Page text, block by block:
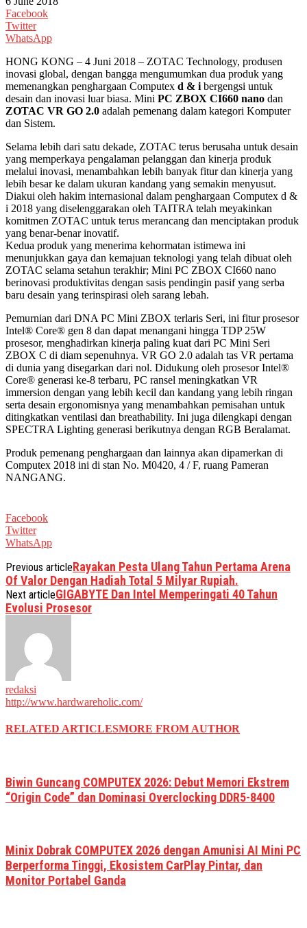
Facebook
Twitter
WhatsApp
HONG KONG – 4 Juni 2018 – ZOTAC Technology, produsen
inovasi global, dengan bangga mengumumkan dua produk yang
memenangkan penghargaan Computex d & i bergengsi untuk
desain dan inovasi luar biasa. Mini PC ZBOX CI660 nano dan
ZOTAC VR GO 2.0 adalah pemenang dalam kategori Komputer
dan Sistem.
Selama lebih dari satu dekade, ZOTAC terus berusaha untuk desain
yang memperkaya pengalaman pelanggan dan kinerja produk
melalui inovasi, menambahkan lebih banyak fitur dan kinerja yang
lebih besar ke dalam ukuran kandang yang semakin menyusut.
Diakui oleh hakim internasional dalam penghargaan Computex d &
i 2018 yang diselenggarakan oleh TAITRA telah meyakinkan
komitmen ZOTAC untuk terus merancang dan menciptakan produk
yang benar-benar inovatif.
Kedua produk yang menerima kehormatan istimewa ini
menunjukkan gaya dan kemajuan teknologi yang telah dibuat oleh
ZOTAC selama setahun terakhir; Mini PC ZBOX CI660 nano
berinovasi produktivitas dengan sasis pendingin pasif yang serba
baru desain yang terinspirasi oleh sarang lebah.
Pemurnian dari DNA PC Mini ZBOX terlaris Seri, ini fitur prosesor
Intel® Core® gen 8 dan dapat menangani hingga TDP 25W
prosesor, menghadirkan kinerja paling kuat dari PC Mini Seri
ZBOX C di diam sepenuhnya. VR GO 2.0 adalah tas VR pertama
di dunia yang disegarkan dari nol. Didukung oleh prosesor Intel®
Core® generasi ke-8 terbaru, PC ransel meningkatkan VR
immersion dengan yang lebih kecil dan kandang yang lebih ringan
serta desain ergonomisnya yang menambahkan pemisahan untuk
ditingkatkan ventilasi dan breathability. Ini juga dilengkapi dengan
SPECTRA Lighting generasi berikutnya dengan RGB Beralamat.
Produk pemenang penghargaan dan lainnya akan dipamerkan di
Computex 2018 ini di stan No. M0420, 4 / F, ruang Pameran
NANGANG.
Facebook
Twitter
WhatsApp
Previous articleRayakan Pesta Ulang Tahun Pertama Arena
Of Valor Dengan Hadiah Total 5 Milyar Rupiah.
Next articleGIGABYTE Dan Intel Memperingati 40 Tahun
Evolusi Prosesor
redaksi
http://www.hardwareholic.com/
RELATED ARTICLESMORE FROM AUTHOR
Biwin Guncang COMPUTEX 2026: Debut Memori Ekstrem
“Origin Code” dan Dominasi Overclocking DDR5-8400
Minix Dobrak COMPUTEX 2026 dengan Amunisi AI Mini PC
Berperforma Tinggi, Ekosistem CarPlay Pintar, dan
Monitor Portabel Ganda